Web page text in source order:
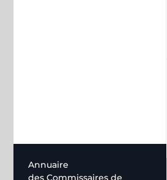
Annuaire
des Commissaires de